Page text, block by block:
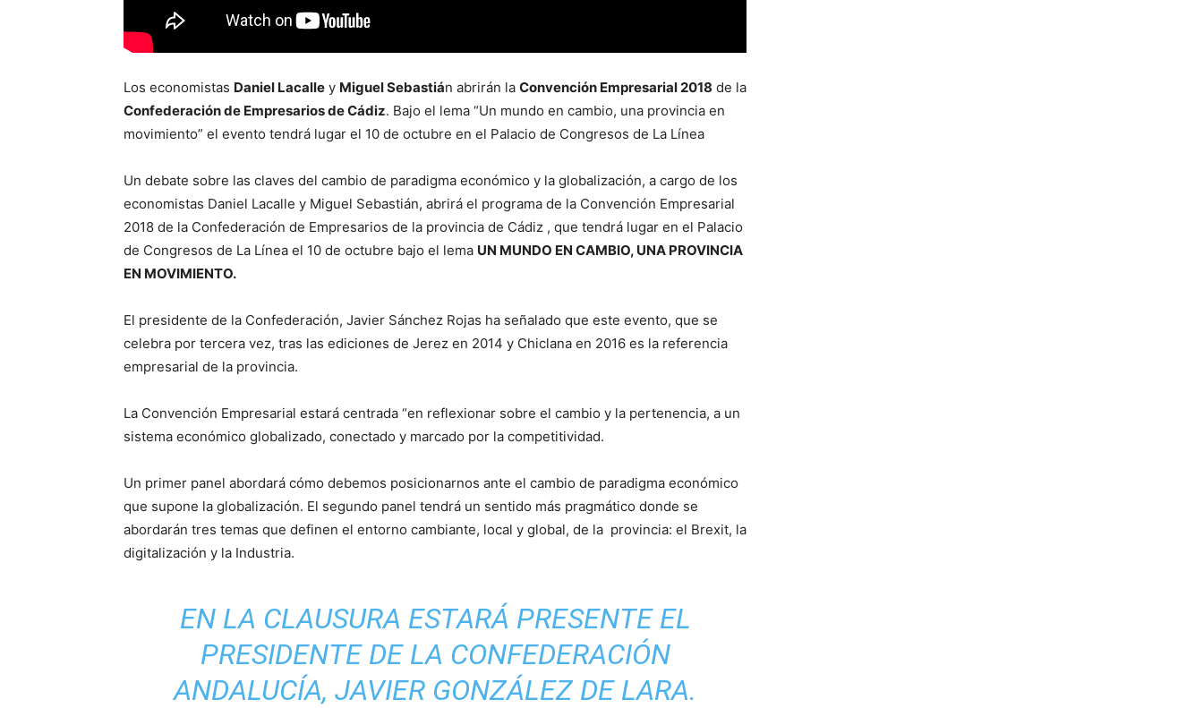
Los economistas Daniel Lacalle y Miguel Sebastián abrirán la Convención Empresarial 2018 de la
Confederación de Empresarios de Cádiz. Bajo el lema “Un mundo en cambio, una provincia en
movimiento” el evento tendrá lugar el 10 de octubre en el Palacio de Congresos de La Línea
Un debate sobre las claves del cambio de paradigma económico y la globalización, a cargo de los
economistas Daniel Lacalle y Miguel Sebastián, abrirá el programa de la Convención Empresarial
2018 de la Confederación de Empresarios de la provincia de Cádiz , que tendrá lugar en el Palacio
de Congresos de La Línea el 10 de octubre bajo el lema UN MUNDO EN CAMBIO, UNA PROVINCIA
EN MOVIMIENTO.
El presidente de la Confederación, Javier Sánchez Rojas ha señalado que este evento, que se
celebra por tercera vez, tras las ediciones de Jerez en 2014 y Chiclana en 2016 es la referencia
empresarial de la provincia.
La Convención Empresarial estará centrada “en reflexionar sobre el cambio y la pertenencia, a un
sistema económico globalizado, conectado y marcado por la competitividad.
Un primer panel abordará cómo debemos posicionarnos ante el cambio de paradigma económico
que supone la globalización. El segundo panel tendrá un sentido más pragmático donde se
abordarán tres temas que definen el entorno cambiante, local y global, de la provincia: el Brexit, la
digitalización y la Industria.
EN LA CLAUSURA ESTARÁ PRESENTE EL
PRESIDENTE DE LA CONFEDERACIÓN
ANDALUCÍA, JAVIER GONZÁLEZ DE LARA.